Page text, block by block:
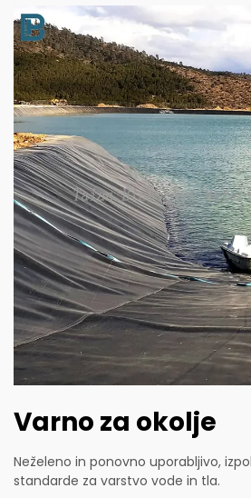
Varno za okolje
Neželeno in ponovno uporabljivo,
standarde za varstvo vode in tla.